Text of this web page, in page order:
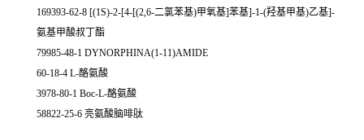
169393-62-8 [(1S)-2-[4-[(2,6-二氯苯基)甲氧基]苯基]-1-(羟基甲基)乙基]-
氨基甲酸叔丁酯
79985-48-1 DYNORPHINA(1-11)AMIDE
60-18-4 L-酪氨酸
3978-80-1 Boc-L-酪氨酸
58822-25-6 亮氨酸脑啡肽